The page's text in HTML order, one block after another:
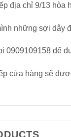
địa chỉ 9/13
những sợi dây
0909109158 để
cửa hàng sẽ